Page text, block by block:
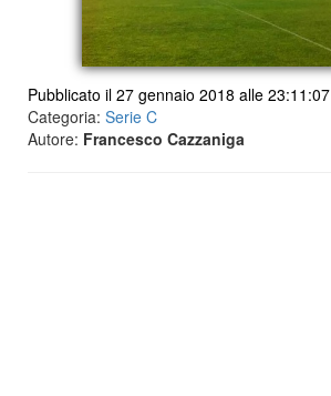
Pubblicato il 27 gennaio 2018 alle 23:11:07
Categoria: Serie C
Autore: Francesco Cazzaniga